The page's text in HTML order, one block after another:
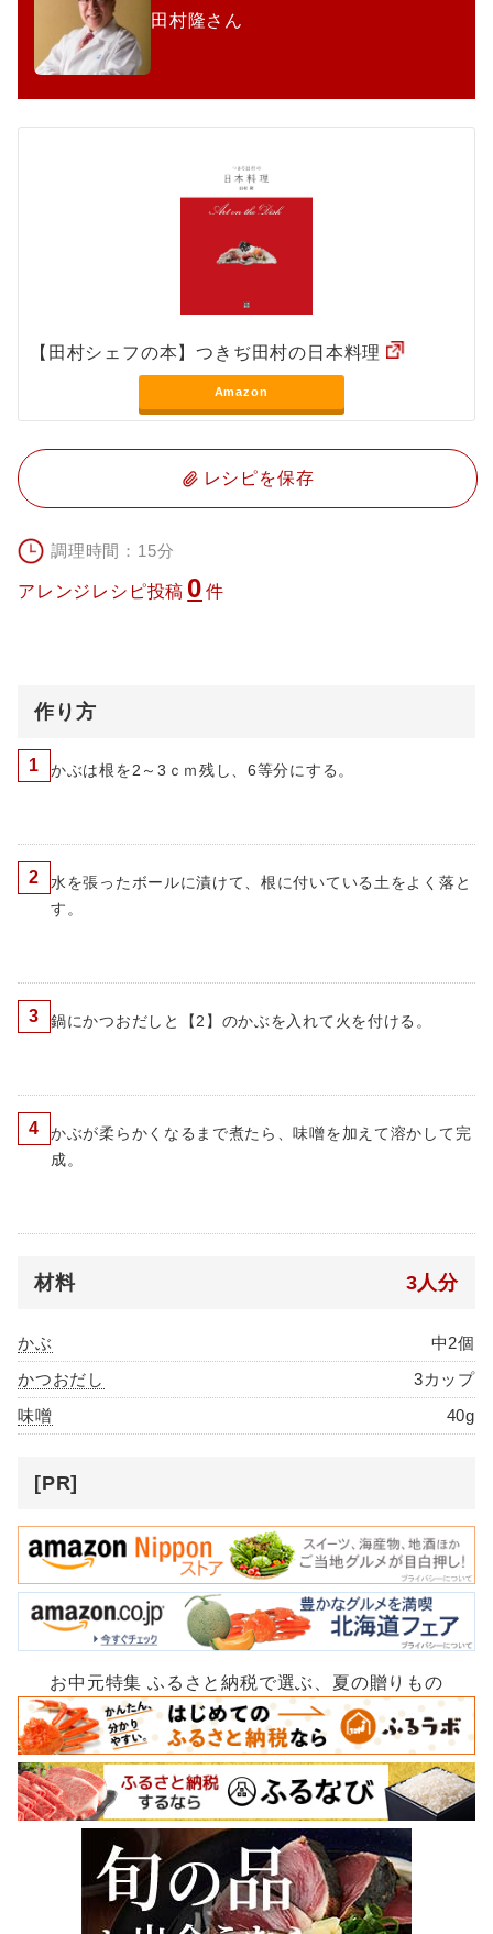
田村隆さん
【田村シェフの本】つきぢ田村の日本料理
Amazon
レシピを保存
調理時間：15分
アレンジレシピ投稿 0 件
作り方
1 かぶは根を2～3ｃｍ残し、6等分にする。
2
水を張ったボールに漬けて、根に付いている土をよく落と
す。
3 鍋にかつおだしと【2】のかぶを入れて火を付ける。
4
かぶが柔らかくなるまで煮たら、味噌を加えて溶かして完
成。
材料 3人分
かぶ
中2個
かつおだし
3カップ
味噌
40g
[PR]
お中元特集 ふるさと納税で選ぶ、夏の贈りもの